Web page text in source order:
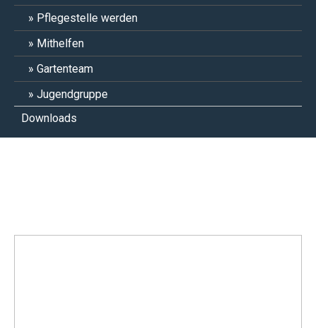
Pflegestelle werden
Mithelfen
Gartenteam
Jugendgruppe
Downloads